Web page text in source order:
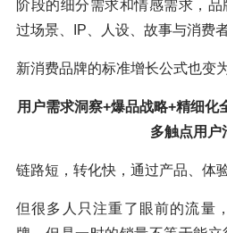
阶段的细分需求和情感需求，
过场景、IP、人设、故事与消费者
新消费品牌的标准增长公式也变
用户需求洞察+爆品战略+精细化
多触点用户
链路短，转化快，通过产品、体
但很多人只注重了眼前的流量